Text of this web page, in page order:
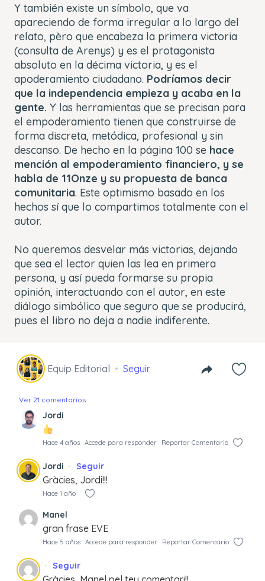
Y también existe un símbolo, que va
apareciendo de forma irregular a lo largo del
relato, pèro que encabeza la primera victoria
(consulta de Arenys) y es el protagonista
absoluto en la décima victoria, y es el
apoderamiento ciudadano. Podríamos decir
que la independencia empieza y acaba en la
gente. Y las herramientas que se precisan para
el empoderamiento tienen que construirse de
forma discreta, metódica, profesional y sin
descanso. De hecho en la página 100 se hace
mención al empoderamiento financiero, y se
habla de 11Onze y su propuesta de banca
comunitaria. Este optimismo basado en los
hechos sí que lo compartimos totalmente con el
autor.
No queremos desvelar más victorias, dejando
que sea el lector quien las lea en primera
persona, y así pueda formarse su propia
opinión, interactuando con el autor, en este
diálogo simbólico que seguro que se producirá,
pues el libro no deja a nadie indiferente.
Equip Editorial Seguir
Ver 21 comentarios
Jordi
Hace 4 años Accede para responder Reportar Comentario
Jordi Seguir
Gràcies, Jordi!!!
Hace 1 año
Manel
gran frase EVE
Hace 5 años Accede para responder Reportar Comentario
Seguir